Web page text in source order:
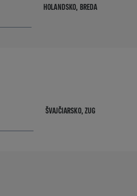
HOLANDSKO, BREDA
ŠVAJČIARSKO,ZUG